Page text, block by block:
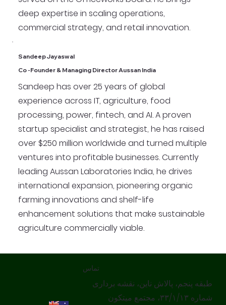
deep expertise in scaling operations,
commercial strategy, and retail innovation.
Sandeep Jayaswal
Co -Founder & Managing Director Aussan India
Sandeep has over 25 years of global
experience across IT, agriculture, food
processing, power, fintech, and AI. A proven
startup specialist and strategist, he has raised
over $250 million worldwide and turned multiple
ventures into profitable businesses. Currently
leading Aussan Laboratories India, he drives
international expansion, pioneering organic
farming innovations and shelf-life
enhancement solutions that make sustainable
agriculture commercially viable.
تماس
طبقه پنجم، پالاش ناین، نقشه برداری
شماره ۳۳/۱/۱۳، مجتمع میتکون